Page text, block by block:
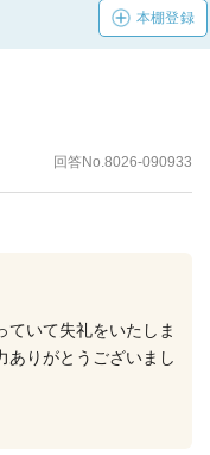
本棚登録
回答No.8026-090933
いて失礼をいたしま
ありがとうございまし